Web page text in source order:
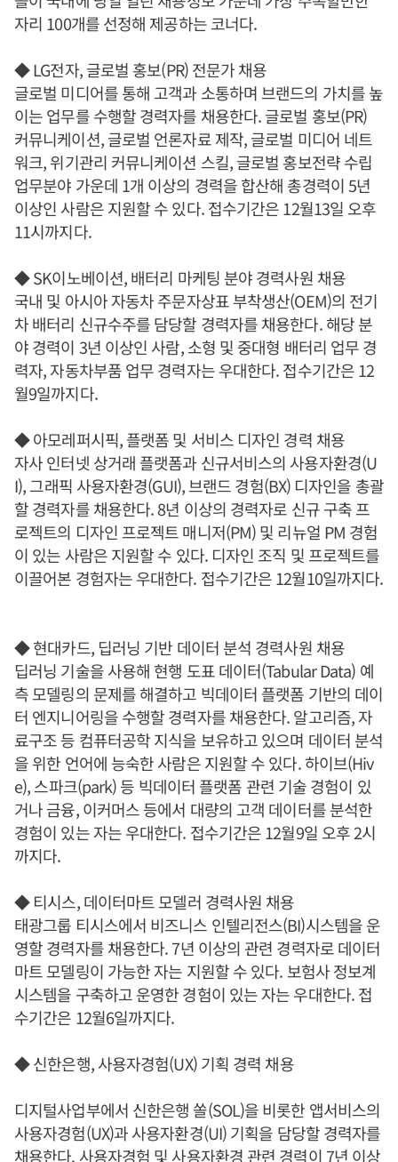
자리 100개를 선정해 제공하는 코너다.
◆ LG전자, 글로벌 홍보(PR) 전문가 채용
글로벌 미디어를 통해 고객과 소통하며 브랜드의 가치를 높
이는 업무를 수행할 경력자를 채용한다. 글로벌 홍보(PR)
커뮤니케이션, 글로벌 언론자료 제작, 글로벌 미디어 네트
워크, 위기관리 커뮤니케이션 스킬, 글로벌 홍보전략 수립
업무분야 가운데 1개 이상의 경력을 합산해 총경력이 5년
이상인 사람은 지원할 수 있다. 접수기간은 12월13일 오후
11시까지다.
◆ SK이노베이션, 배터리 마케팅 분야 경력사원 채용
국내 및 아시아 자동차 주문자상표 부착생산(OEM)의 전기
차 배터리 신규수주를 담당할 경력자를 채용한다. 해당 분
야 경력이 3년 이상인 사람, 소형 및 중대형 배터리 업무 경
력자, 자동차부품 업무 경력자는 우대한다. 접수기간은 12
월9일까지다.
◆ 아모레퍼시픽, 플랫폼 및 서비스 디자인 경력 채용
자사 인터넷 상거래 플랫폼과 신규서비스의 사용자환경(U
I), 그래픽 사용자환경(GUI), 브랜드 경험(BX) 디자인을 총괄
할 경력자를 채용한다. 8년 이상의 경력자로 신규 구축 프
로젝트의 디자인 프로젝트 매니저(PM) 및 리뉴얼 PM 경험
이 있는 사람은 지원할 수 있다. 디자인 조직 및 프로젝트를
이끌어본 경험자는 우대한다. 접수기간은 12월10일까지다.
◆ 현대카드, 딥러닝 기반 데이터 분석 경력사원 채용
딥러닝 기술을 사용해 현행 도표 데이터(Tabular Data) 예
측 모델링의 문제를 해결하고 빅데이터 플랫폼 기반의 데이
터 엔지니어링을 수행할 경력자를 채용한다. 알고리즘, 자
료구조 등 컴퓨터공학 지식을 보유하고 있으며 데이터 분석
을 위한 언어에 능숙한 사람은 지원할 수 있다. 하이브(Hiv
e), 스파크(park) 등 빅데이터 플랫폼 관련 기술 경험이 있
거나 금융, 이커머스 등에서 대량의 고객 데이터를 분석한
경험이 있는 자는 우대한다. 접수기간은 12월9일 오후 2시
까지다.
◆ 티시스, 데이터마트 모델러 경력사원 채용
태광그룹 티시스에서 비즈니스 인텔리전스(BI)시스템을 운
영할 경력자를 채용한다. 7년 이상의 관련 경력자로 데이터
마트 모델링이 가능한 자는 지원할 수 있다. 보험사 정보계
시스템을 구축하고 운영한 경험이 있는 자는 우대한다. 접
수기간은 12월6일까지다.
◆ 신한은행, 사용자경험(UX) 기획 경력 채용
디지털사업부에서 신한은행 쏠(SOL)을 비롯한 앱서비스의
사용자경험(UX)과 사용자환경(UI) 기획을 담당할 경력자를
채용한다. 사용자경험 및 사용자환경 관련 경력이 7년 이상